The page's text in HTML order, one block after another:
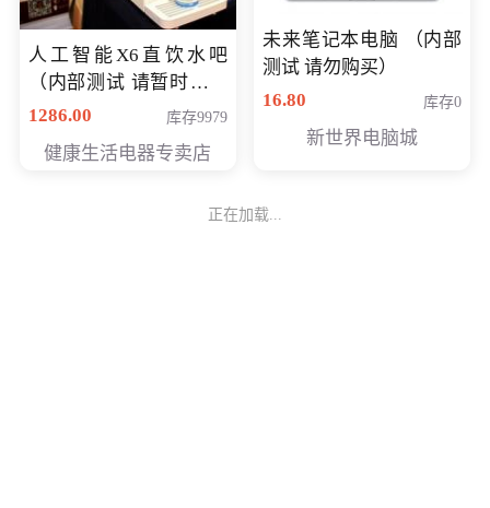
人工智能X6直饮水吧
（内部测试 请暂时不要
购买）
1286.00 库存9979
健康生活电器专卖店
未来笔记本电脑 （内部
测试 请勿购买）
16.80
库存0
新世界电脑城
正在加载...